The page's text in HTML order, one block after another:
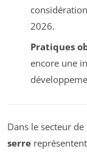
2026.
Pratiques
encore une
Dans le secteur de
serre